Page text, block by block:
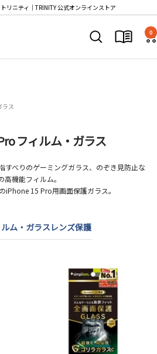
リニティ│TRINITY 公式オンラインストア
0
ラス
フィルム・ガラス
すべりのゲーミングガラス、のぞき見防止な
高機能フィルム。
iPhone 15 Pro用画面保護ガラス。
ム・ガラス レンズ保護